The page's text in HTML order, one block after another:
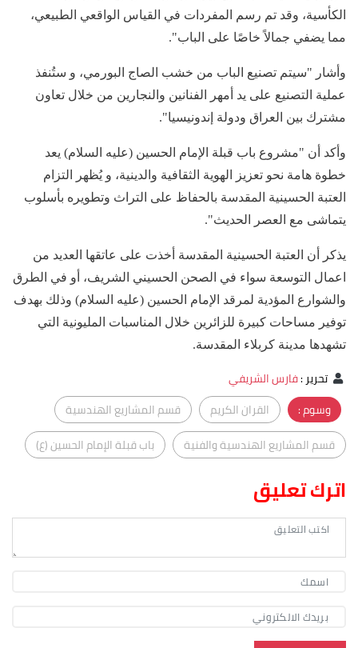
الكأسية، وقد تم رسم المفردات في القياس الواقعي الطبيعي،
مما يضفي جمالاً خاصًا على الباب".
وأشار "سيتم تصنيع الباب من خشب الصاج البورمي، و ستُنفذ
عملية التصنيع على يد أمهر الفنانين والنجارين من خلال تعاون
مشترك بين العراق ودولة إندونيسيا".
وأكد أن "مشروع باب قبلة الإمام الحسين (عليه السلام) يعد
خطوة هامة نحو تعزيز الهوية الثقافية والدينية، و يُظهر التزام
العتبة الحسينية المقدسة بالحفاظ على التراث وتطويره بأسلوب
يتماشى مع العصر الحديث".
يذكر أن العتبة الحسينية المقدسة أخذت على عاتقها العديد من
اعمال التوسعة سواء في الصحن الحسيني الشريف، أو في الطرق
والشوارع المؤدية لمرقد الإمام الحسين (عليه السلام) وذلك بهدف
توفير مساحات كبيرة للزائرين خلال المناسبات المليونية التي
تشهدها مدينة كربلاء المقدسة.
تحرير:فارس الشريفي
وسوم :
القران الكريم
قسم المشاريع الهندسية
قسم المشاريع الهندسية والفنية
باب قبلة الإمام الحسين (ع)
اترك تعليق